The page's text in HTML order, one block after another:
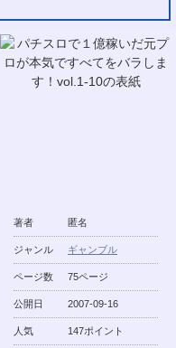
著者 匿名
ジャンル ギャンブル
ページ数 75ページ
公開日 2007-09-16
人気 147ポイント